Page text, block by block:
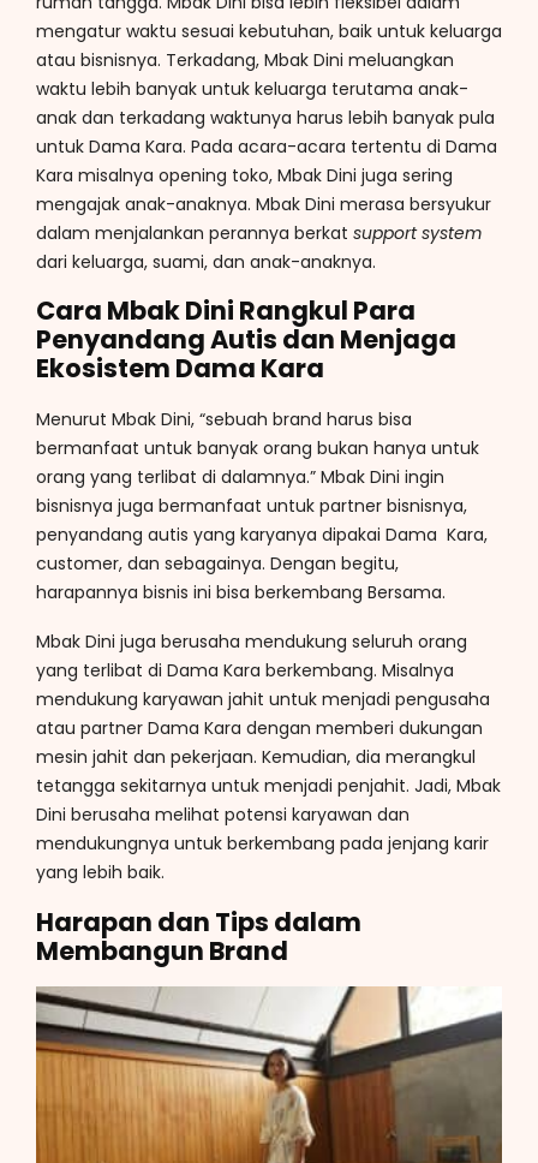
mengatur waktu sesuai kebutuhan, baik untuk keluarga
atau bisnisnya. Terkadang, Mbak Dini meluangkan
waktu lebih banyak untuk keluarga terutama anak-
anak dan terkadang waktunya harus lebih banyak pula
untuk Dama Kara. Pada acara-acara tertentu di Dama
Kara misalnya opening toko, Mbak Dini juga sering
mengajak anak-anaknya. Mbak Dini merasa bersyukur
dalam menjalankan perannya berkat support system
dari keluarga, suami, dan anak-anaknya.
Cara Mbak Dini Rangkul Para
Penyandang Autis dan Menjaga
Ekosistem Dama Kara
Menurut Mbak Dini, “sebuah brand harus bisa
bermanfaat untuk banyak orang bukan hanya untuk
orang yang terlibat di dalamnya.” Mbak Dini ingin
bisnisnya juga bermanfaat untuk partner bisnisnya,
penyandang autis yang karyanya dipakai Dama Kara,
customer, dan sebagainya. Dengan begitu,
harapannya bisnis ini bisa berkembang Bersama.
Mbak Dini juga berusaha mendukung seluruh orang
yang terlibat di Dama Kara berkembang. Misalnya
mendukung karyawan jahit untuk menjadi pengusaha
atau partner Dama Kara dengan memberi dukungan
mesin jahit dan pekerjaan. Kemudian, dia merangkul
tetangga sekitarnya untuk menjadi penjahit. Jadi, Mbak
Dini berusaha melihat potensi karyawan dan
mendukungnya untuk berkembang pada jenjang karir
yang lebih baik.
Harapan dan Tips dalam
Membangun Brand